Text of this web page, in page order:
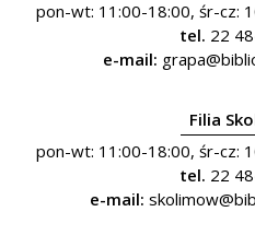
pon-wt: 11:00-18:00, śr-cz:
tel. 22
e-mail:
Filia
pon-wt: 11:00-18:00, śr-cz:
tel. 22
e-mail: